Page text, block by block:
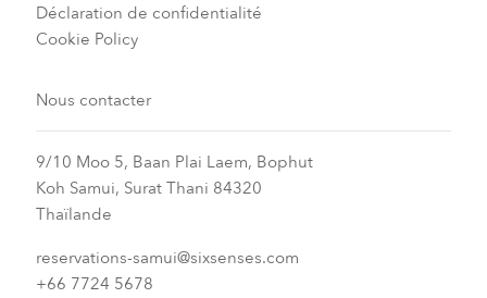
Déclaration de confidentialité
Cookie Policy
Nous contacter
9/10 Moo 5, Baan Plai Laem, Bophut
Koh Samui, Surat Thani 84320
Thaïlande
reservations-samui@sixsenses.com
+66 7724 5678